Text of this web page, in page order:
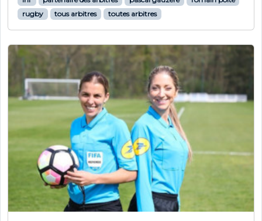
rugby
tous arbitres toutes arbitres